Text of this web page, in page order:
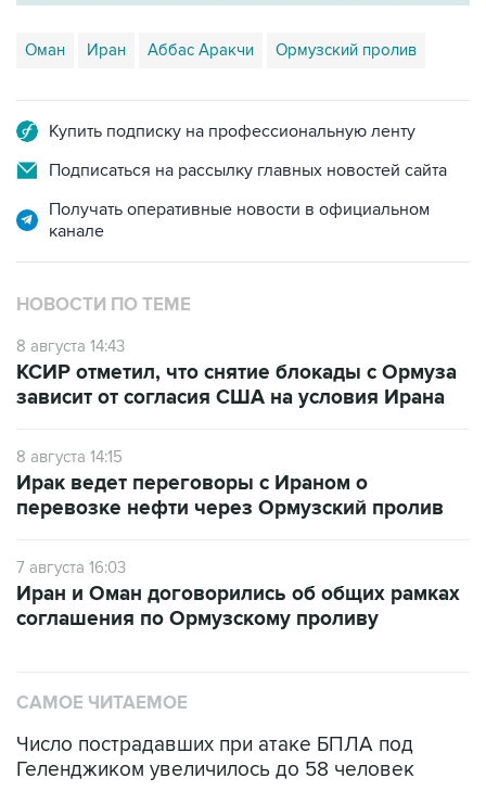
Оман Иран Аббас Аракчи Ормузский пролив
Купить подписку на профессиональную ленту
Подписаться на рассылку главных новостей сайта
Получать оперативные новости в официальном
канале
НОВОСТИ ПО ТЕМЕ
8 августа 14:43
КСИР отметил, что снятие блокады с Ормуза
зависит от согласия США на условия Ирана
8 августа 14:15
Ирак ведет переговоры с Ираном о
перевозке нефти через Ормузский пролив
7 августа 16:03
Иран и Оман договорились об общих рамках
соглашения по Ормузскому проливу
САМОЕ ЧИТАЕМОЕ
Число пострадавших при атаке БПЛА под
Геленджиком увеличилось до 58 человек